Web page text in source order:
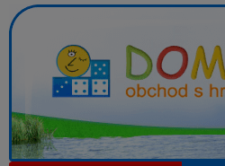
Domino - obchod s